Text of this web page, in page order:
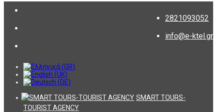
2821093052
info@e-ktel.gr
SMART TOURS-
TOURIST AGENCY